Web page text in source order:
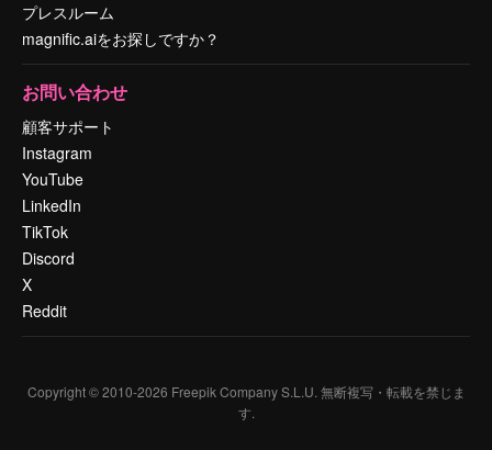
プレスルーム
magnific.aiをお探しですか？
お問い合わせ
顧客サポート
Instagram
YouTube
LinkedIn
TikTok
Discord
X
Reddit
Copyright © 2010-2026 Freepik Company S.L.U. 無断複写・転載を禁じま
す.